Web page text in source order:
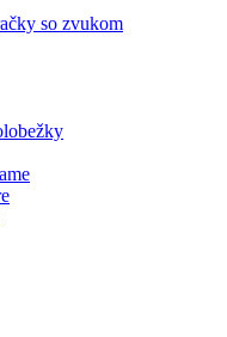
so zvukom